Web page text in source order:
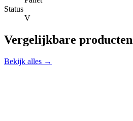
Status
V
Vergelijkbare producten
Bekijk alles →